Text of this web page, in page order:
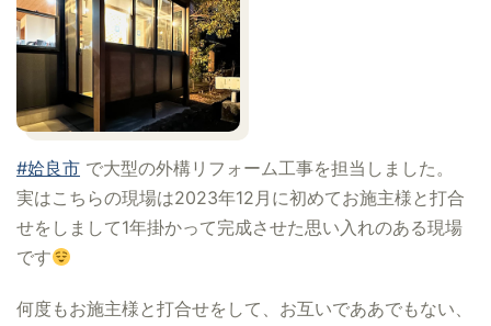
#姶良市 で大型の外構リフォーム工事を担当しました。
実はこちらの現場は2023年12月に初めてお施主様と打合
せをしまして1年掛かって完成させた思い入れのある現場
です
何度もお施主様と打合せをして、お互いでああでもない、